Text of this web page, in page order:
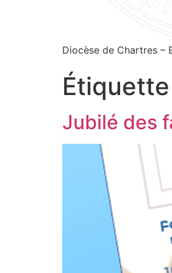
Diocèse de Chartres –
Jubilé des